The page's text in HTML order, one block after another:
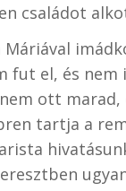
családot
fut el, és nem
ott marad,
tartja a